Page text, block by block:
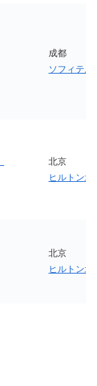
成都
ソフィテル
北京
ヒルトン北
北京
ヒルトン北